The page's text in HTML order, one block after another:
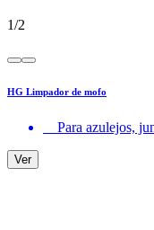
1/2
HG Limpador de mofo
Para azulejos,
Ver